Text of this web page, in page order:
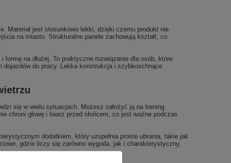
Materiał jest stosunkowo lekki, dzięki czemu produkt nie
na miasto. Strukturalne panele zachowują kształt, co
formę na dłużej. To praktyczne rozwiązanie dla osób, które
do pracy. Lekka konstrukcja i szybkoschnące
się w wielu sytuacjach. Możesz założyć ją na trening
chroni głowę i twarz przed słońcem, co jest ważne podczas
dodatkiem, który uzupełnia proste ubrania, takie jak
gdzie liczy się zarówno wygoda, jak i charakterystyczny,